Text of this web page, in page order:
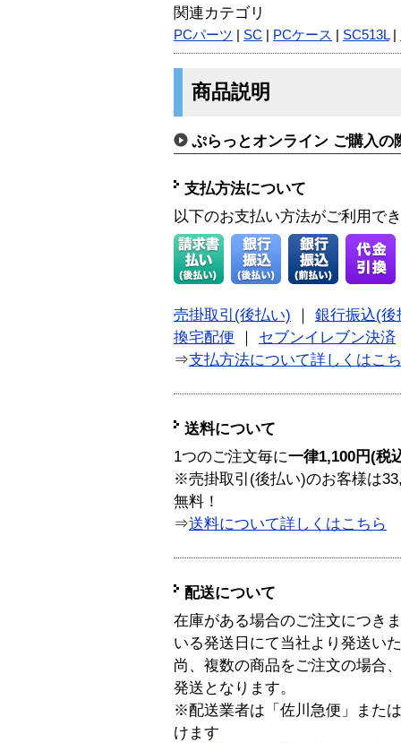
関連カテゴリ
PCパーツ SC PCケース SC513L|
商品説明
ぷらっとオンライン ご購入の
支払方法について
以下のお支払い方法がご利用で
売掛取引(後払い)
銀行振込(後
換宅配便
セブンイレブン決済
⇒支払方法について詳しくはこ
送料について
1つのご注文毎に一律1,100円(税
※売掛取引(後払い)のお客様は
無料！
⇒送料について詳しくはこちら
配送について
在庫がある場合のご注文につき
いる発送日にて当社より発送い
尚、複数の商品をご注文の場合
発送となります。
※配送業者は「佐川急便」また
けます